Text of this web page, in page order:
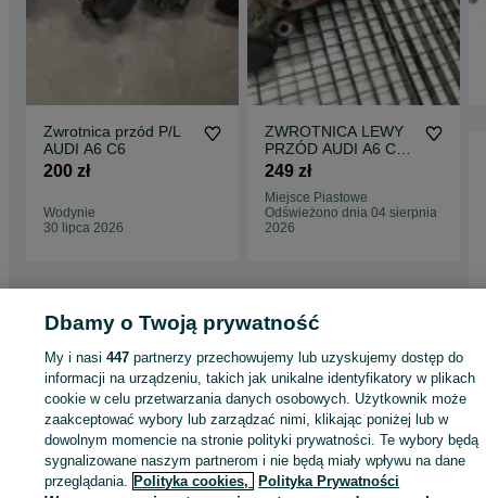
Zwrotnica przód P/L
AUDI A6 C6
200 zł
Wodynie
30 lipca 2026
ZWROTNICA LEWY
PRZÓD AUDI A6 C6
3.2 255KM 04-11
249 zł
Miejsce Piastowe
Odświeżono dnia 04 sierpnia
2026
Opolskie
Osobowe - Szadurczyce
KATEGORIA
ID:985006572 Wyświetlenia:
Dbamy o Twoją prywatność
My i nasi447 partnerzy przechowujemy lub uzyskujemy dostęp do
informacji na urządzeniu, takich jak unikalne identyfikatory w plikach
cookie w celu przetwarzania danych osobowych. Użytkownik może
zaakceptować wybory lub zarządzać nimi, klikając poniżej lub w
dowolnym momencie na stronie polityki prywatności. Te wybory będą
sygnalizowane naszym partnerom i nie będą miały wpływu na dane
przeglądania. Polityka cookies, Polityka Prywatności